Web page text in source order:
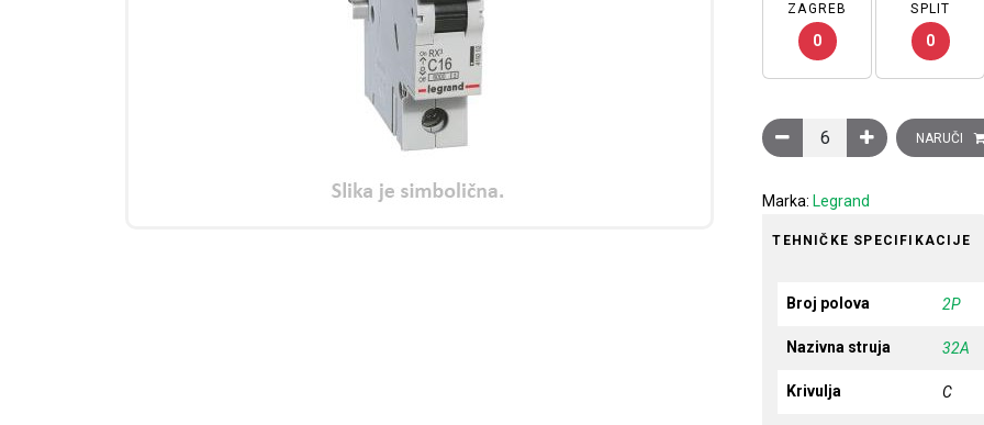
ZAGREB
0
SPLIT
0
Minijaturni automatski
NARUČI
Marka: Legrand
TEHNIČKE SPECIFIKACIJE
Broj polova 2P
Nazivna struja 32A
Krivulja C